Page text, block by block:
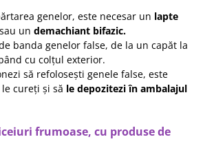
genelor, este necesar un lapte
sau un demachiant bifazic.
banda genelor false, de la un capăt la
cu colțul exterior.
să refolosești genele false, este
cureți și să le depozitezi în ambalajul
frumoase, cu produse de